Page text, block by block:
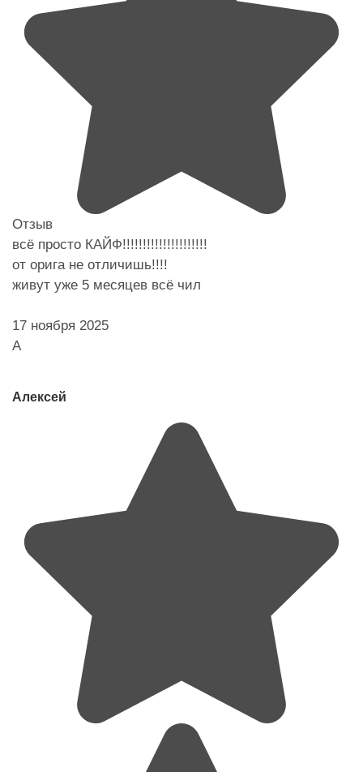
Отзыв
всё просто КАЙФ!!!!!!!!!!!!!!!!!!!!!
от орига не отличишь!!!!
живут уже 5 месяцев всё чил
17 ноября 2025
А
Алексей